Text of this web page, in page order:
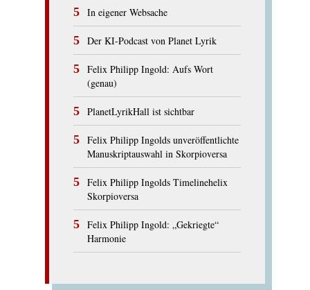
In eigener Websache
Der KI-Podcast von Planet Lyrik
Felix Philipp Ingold: Aufs Wort
(genau)
PlanetLyrikHall ist sichtbar
Felix Philipp Ingolds unveröffentlichte
Manuskriptauswahl in Skorpioversa
Felix Philipp Ingolds Timelinehelix
Skorpioversa
Felix Philipp Ingold: „Gekriegte“
Harmonie